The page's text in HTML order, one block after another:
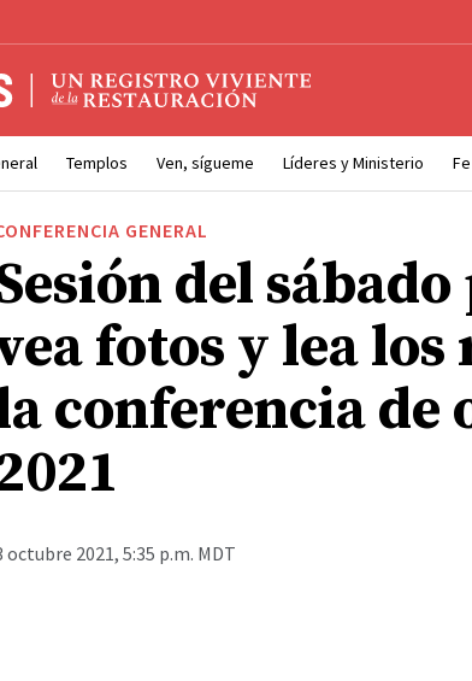
Templos Ven, sígueme Líderes y Ministerio
GENERAL
del
fotos y lea los
conferencia de
octubre 2021, 5:35 p.m. MDT